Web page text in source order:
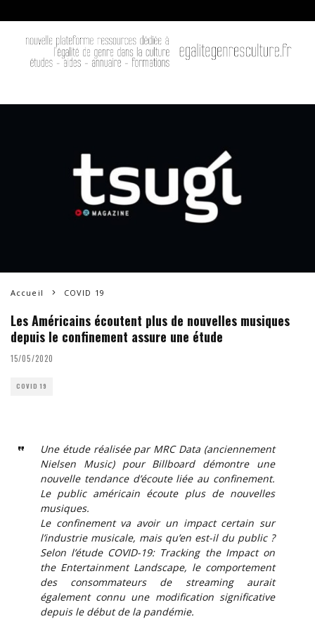
Accueil COVID 19
Les Américains écoutent plus de nouvelles musiques
depuis le confinement assure une étude
15/05/2020
COVID 19
Une étude réalisée par MRC Data (anciennement
Nielsen Music) pour Billboard démontre une
nouvelle tendance d’écoute liée au confinement.
Le public américain écoute plus de nouvelles
musiques.
Le confinement va avoir un impact certain sur
l’industrie musicale, mais qu’en est-il du public ?
Selon l’étude COVID-19: Tracking the Impact on
the Entertainment Landscape, le comportement
des consommateurs de streaming aurait
également connu une modification significative
depuis le début de la pandémie.